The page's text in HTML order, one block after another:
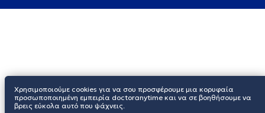
Χρησιμοποιούμε cookies για να σου προσφέρουμε μια κορυφαία
προσωποποιημένη εμπειρία doctoranytime και να σε βοηθήσουμε να
βρεις εύκολα αυτό που ψάχνεις.